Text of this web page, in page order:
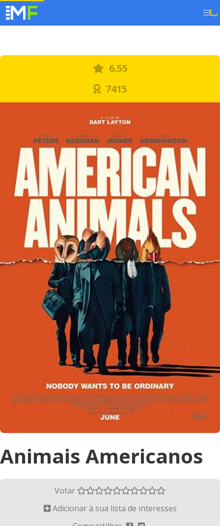
6.55
7415
Animais Americanos
Votar
Adicionar à sua lista de interesses